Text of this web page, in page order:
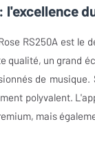
l'excellence
RS250A est
qualité, un
de
polyvalent.
mais